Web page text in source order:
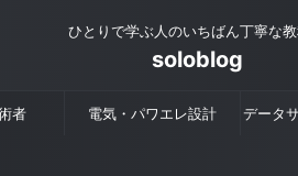
ひとりで学ぶ人のいちばん丁寧な
soloblog
者 電気・パワエレ設計 データ